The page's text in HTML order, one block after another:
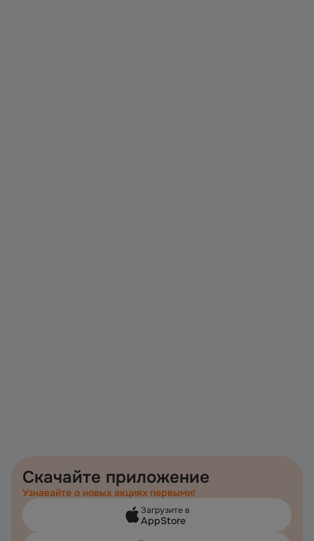
Скачайте приложение
Узнавайте о новых акциях первыми!
Загрузите в
AppStore